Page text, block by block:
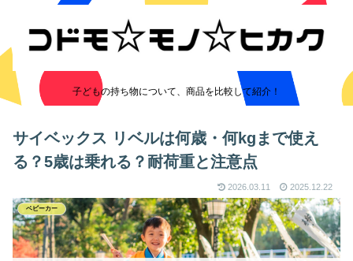
子どもの持ち物について、商品を比較して紹介！
サイベックス リベルは何歳・何kgまで使え
る？5歳は乗れる？耐荷重と注意点
2026.03.11 2025.12.22
ベビーカー